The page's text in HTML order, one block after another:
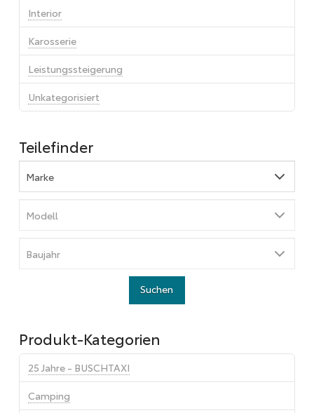
Interior
Karosserie
Leistungssteigerung
Unkategorisiert
Teilefinder
Produkt-Kategorien
25 Jahre - BUSCHTAXI
Camping